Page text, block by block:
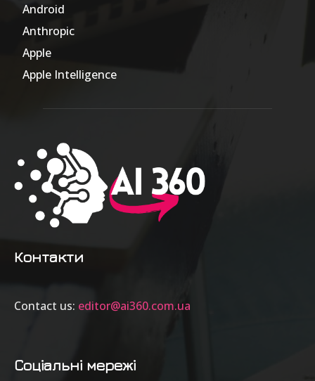
Android
Anthropic
Apple
Apple Intelligence
Контакти
Contact us: editor@ai360.com.ua
Соціальні мережі